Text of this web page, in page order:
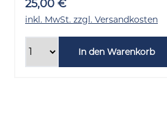
25,00 €
inkl. MwSt. zzgl. Versandkosten
In den Warenkorb